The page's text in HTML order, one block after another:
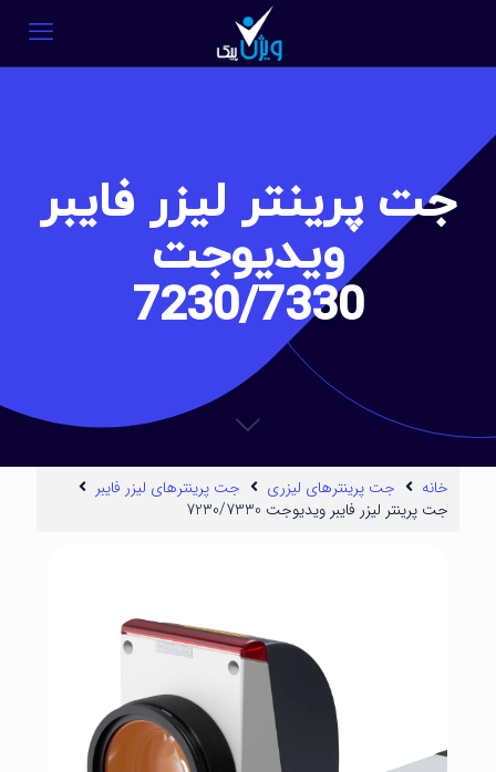
جت پرینتر لیزر فایبر
ویدیوجت
7230/7330
خانه جت پرینترهای لیزری
جت پرینترهای لیزر فایبر
جت پرینتر لیزر فایبر ویدیوجت 7230/7330